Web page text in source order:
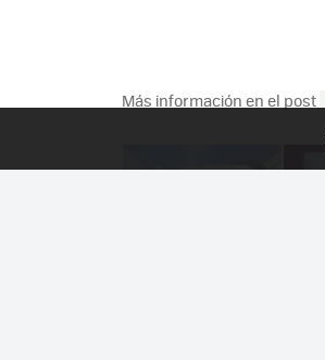
Más información en el post